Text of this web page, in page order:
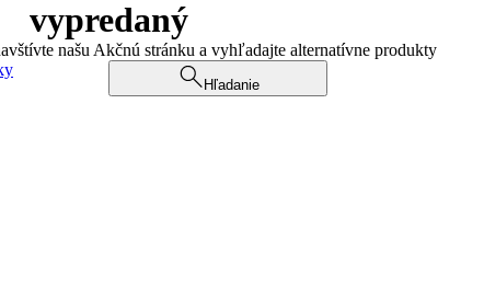
vypredaný
našu Akčnú stránku a vyhľadajte alternatívne produkty
Hľadanie